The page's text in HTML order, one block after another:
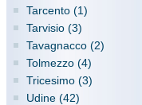
Tarcento (1)
Tarvisio (3)
Tavagnacco (2)
Tolmezzo (4)
Tricesimo (3)
Udine (42)